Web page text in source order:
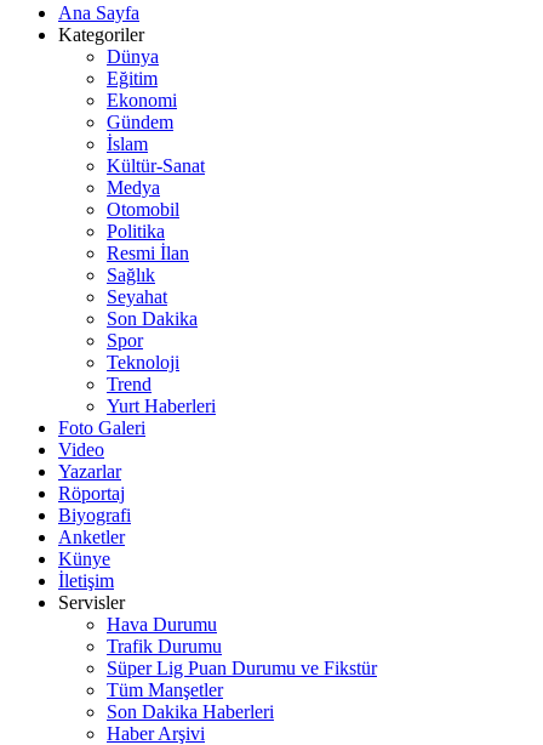
Ana Sayfa
Kategoriler
Dünya
Eğitim
Ekonomi
Gündem
İslam
Kültür-Sanat
Medya
Otomobil
Politika
Resmi İlan
Sağlık
Seyahat
Son Dakika
Spor
Teknoloji
Trend
Yurt Haberleri
Foto Galeri
Video
Yazarlar
Röportaj
Biyografi
Anketler
Künye
İletişim
Servisler
Hava Durumu
Trafik Durumu
Süper Lig Puan Durumu ve Fikstür
Tüm Manşetler
Son Dakika Haberleri
Haber Arşivi